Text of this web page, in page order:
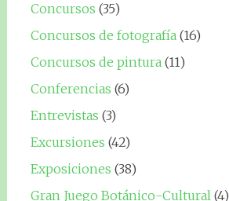
Concursos (35)
Concursos de fotografía(16)
Concursos de pintura(11)
Conferencias (6)
Entrevistas (3)
Excursiones (42)
Exposiciones (38)
Gran Juego Botánico-Cultural(4)